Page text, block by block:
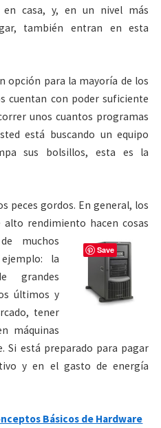
casa, y, en un nivel más
también entran en esta
opción para la mayoría de los
cuentan con poder suficiente
unos cuantos programas
está buscando un equipo
sus bolsillos, esta es la
peces gordos. En general, los
alto rendimiento hacen cosas
muchos
la
grandes
últimos y
tener
máquinas
Si está preparado para pagar
y en el gasto de energía
Básicos de Hardware
Save